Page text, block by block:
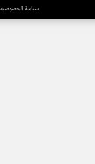
سياسة الخصوصيه